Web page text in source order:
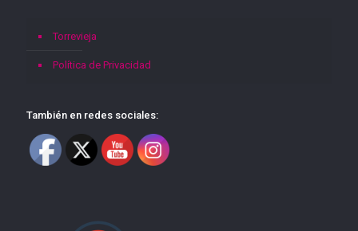
Torrevieja
Política de Privacidad
También en redes sociales: